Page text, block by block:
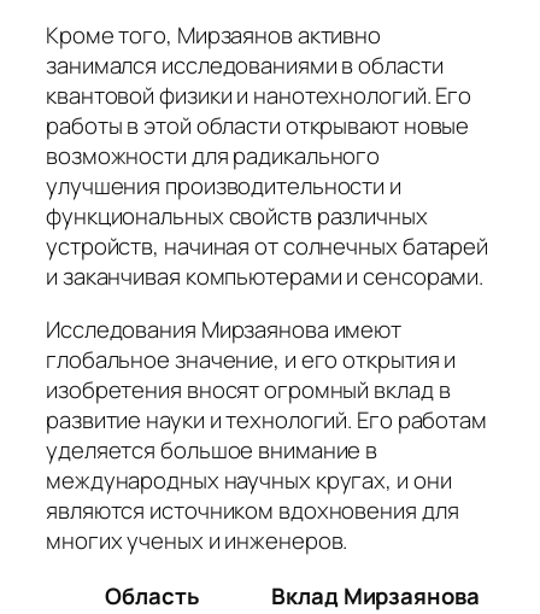
Кроме того, Мирзаянов активно
занимался исследованиями в области
квантовой физики и нанотехнологий. Его
работы в этой области открывают новые
возможности для радикального
улучшения производительности и
функциональных свойств различных
устройств, начиная от солнечных батарей
и заканчивая компьютерами и сенсорами.
Исследования Мирзаянова имеют
глобальное значение, и его открытия и
изобретения вносят огромный вклад в
развитие науки и технологий. Его работам
уделяется большое внимание в
международных научных кругах, и они
являются источником вдохновения для
многих ученых и инженеров.
Область
Вклад Мирзаянова